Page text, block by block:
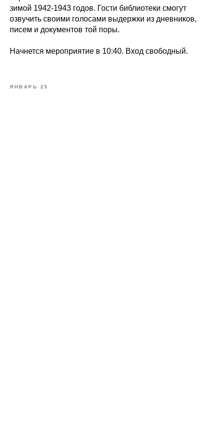
зимой 1942-1943 годов. Гости библиотеки смогут
озвучить своими голосами выдержки из дневников,
писем и документов той поры.
Начнется мероприятие в 10:40. Вход свободный.
ЯНВАРЬ 25